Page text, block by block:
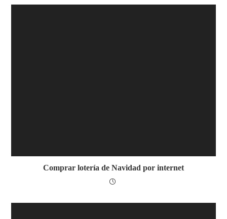
Comprar lotería de Navidad por internet